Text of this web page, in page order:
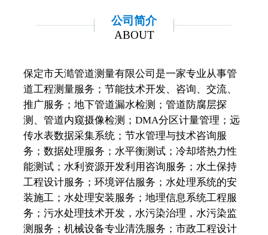
公司简介
ABOUT
保定市天澔管道测量有限公司是一家专业从事管
道工程测量服务；节能技术开发、咨询、交流、
推广服务；地下管道漏水检测；管道防腐层探
测、管道内窥摄像检测；DMA分区计量管理；远
传水表数据采集系统；节水管理与技术咨询服
务；数据处理服务；水平衡测试；冷却塔热力性
能测试；水利资源开发利用咨询服务；水土保持
工程设计服务；环境评估服务；水处理系统的安
装施工；水处理安装服务；地理信息系统工程服
务；污水处理技术开发，水污染治理，水污染监
测服务；机械设备专业清洗服务；市政工程设计